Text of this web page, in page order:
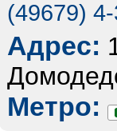
(49679)
Адрес:
Метро: